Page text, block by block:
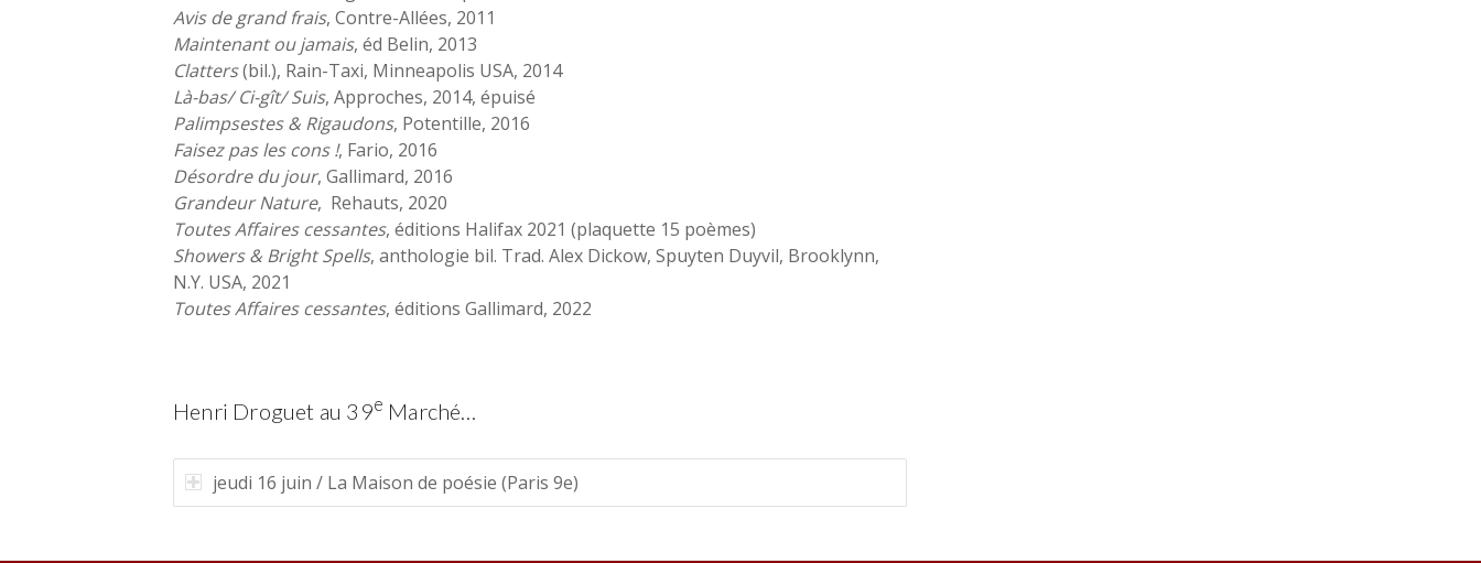
Avis de grand frais, Contre-Allées, 2011
Maintenant ou jamais, éd Belin, 2013
Clatters(bil.), Rain-Taxi, Minneapolis USA, 2014
Là-bas/ Ci-gît/ Suis, Approches, 2014, épuisé
Palimpsestes & Rigaudons, Potentille, 2016
Faisez pas les cons !, Fario, 2016
Désordre du jour, Gallimard, 2016
Grandeur Nature, Rehauts, 2020
Toutes Affaires cessantes, éditions Halifax 2021 (plaquette 15 poèmes)
Showers & Bright Spells, anthologie bil. Trad. Alex Dickow, Spuyten Duyvil, Brooklynn,
N.Y. USA, 2021
Toutes Affaires cessantes, éditions Gallimard, 2022
Henri Droguet au 39e Marché…
jeudi 16 juin / La Maison de poésie (Paris 9e)